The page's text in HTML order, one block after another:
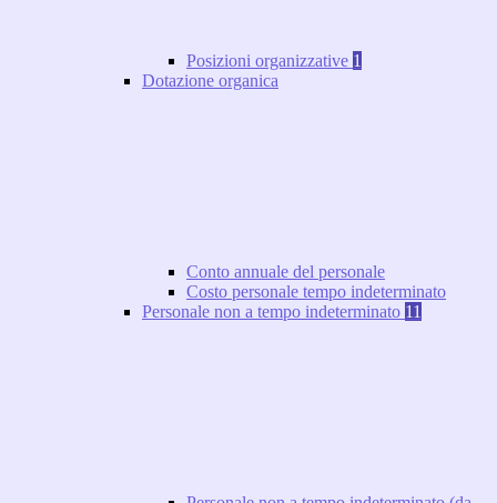
Posizioni organizzative 1
Dotazione organica
Conto annuale del personale
Costo personale tempo indeterminato
Personale non a tempo indeterminato 11